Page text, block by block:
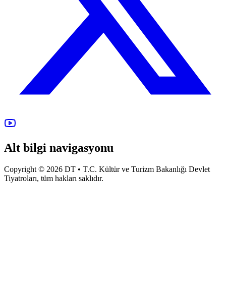
Alt bilgi navigasyonu
Copyright © 2026 DT • T.C. Kültür ve Turizm Bakanlığı Devlet
Tiyatroları, tüm hakları saklıdır.